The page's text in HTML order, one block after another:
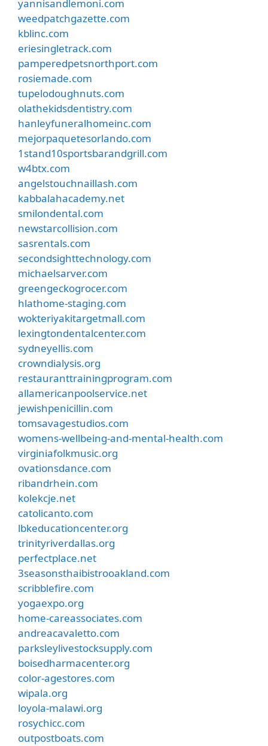
yannisandlemoni.com
weedpatchgazette.com
kblinc.com
eriesingletrack.com
pamperedpetsnorthport.com
rosiemade.com
tupelodoughnuts.com
olathekidsdentistry.com
hanleyfuneralhomeinc.com
mejorpaquetesorlando.com
1stand10sportsbarandgrill.com
w4btx.com
angelstouchnaillash.com
kabbalahacademy.net
smilondental.com
newstarcollision.com
sasrentals.com
secondsighttechnology.com
michaelsarver.com
greengeckogrocer.com
hlathome-staging.com
wokteriyakitargetmall.com
lexingtondentalcenter.com
sydneyellis.com
crowndialysis.org
restauranttrainingprogram.com
allamericanpoolservice.net
jewishpenicillin.com
tomsavagestudios.com
womens-wellbeing-and-mental-health.com
virginiafolkmusic.org
ovationsdance.com
ribandrhein.com
kolekcje.net
catolicanto.com
lbkeducationcenter.org
trinityriverdallas.org
perfectplace.net
3seasonsthaibistrooakland.com
scribblefire.com
yogaexpo.org
home-careassociates.com
andreacavaletto.com
parksleylivestocksupply.com
boisedharmacenter.org
color-agestores.com
wipala.org
loyola-malawi.org
rosychicc.com
outpostboats.com